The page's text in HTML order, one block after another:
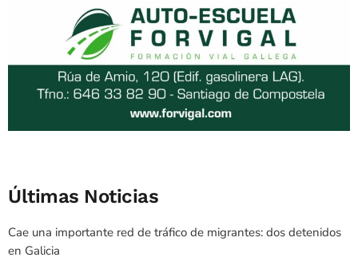
Últimas Noticias
Cae una importante red de tráfico de migrantes: dos detenidos
en Galicia